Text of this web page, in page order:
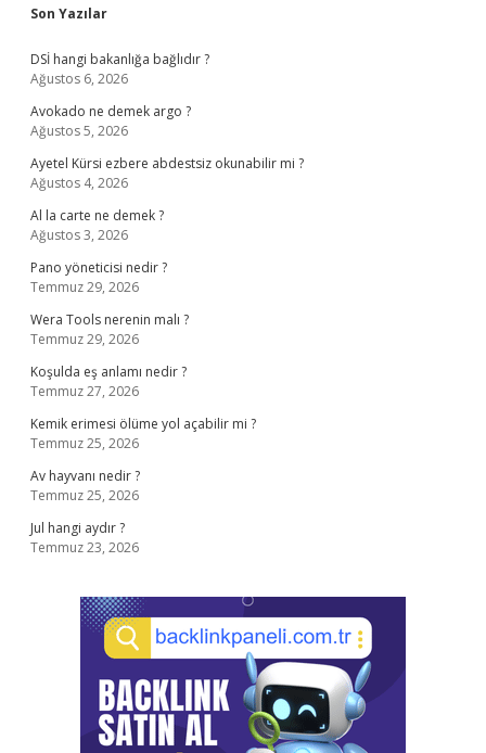
Sidebar
Son Yazılar
DSİ hangi bakanlığa bağlıdır ?
Ağustos 6, 2026
Avokado ne demek argo ?
Ağustos 5, 2026
Ayetel Kürsi ezbere abdestsiz okunabilir mi ?
Ağustos 4, 2026
Al la carte ne demek ?
Ağustos 3, 2026
Pano yöneticisi nedir ?
Temmuz 29, 2026
Wera Tools nerenin malı ?
Temmuz 29, 2026
Koşulda eş anlamı nedir ?
Temmuz 27, 2026
Kemik erimesi ölüme yol açabilir mi ?
Temmuz 25, 2026
Av hayvanı nedir ?
Temmuz 25, 2026
Jul hangi aydır ?
Temmuz 23, 2026